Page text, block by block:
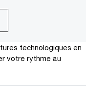
technologiques en
votre rythme au